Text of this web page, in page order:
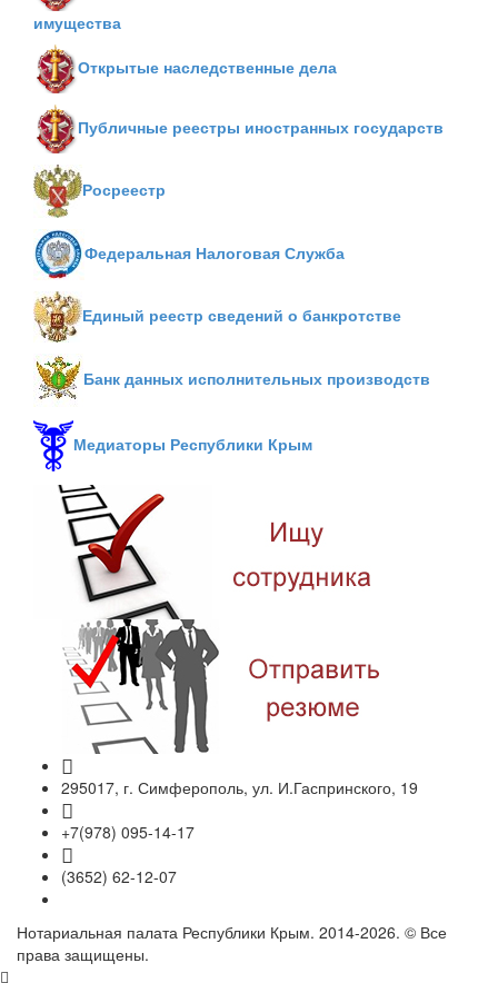
имущества
Открытые наследственные дела
Публичные реестры иностранных государств
Росреестр
Федеральная Налоговая Служба
Единый реестр сведений о банкротстве
Банк данных исполнительных производств
Медиаторы Республики Крым
295017, г. Симферополь, ул. И.Гаспринского, 19
+7(978) 095-14-17
(3652) 62-12-07
Нотариальная палата Республики Крым. 2014-2026. © Все
права защищены.